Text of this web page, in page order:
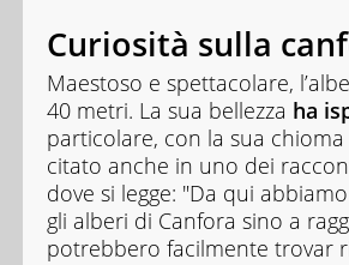
Curiosità sulla
Maestoso e spettacolare,
40 metri. La sua bellezza ha
particolare, con la sua
citato anche in uno dei
dove si legge: "Da qui
gli alberi di Canfora sino a
potrebbero facilmente trovar